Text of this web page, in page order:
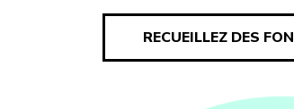
RECUEILLEZ DES